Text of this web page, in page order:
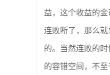
益，这个收益的
连败断了，那么
的。当然连败的
的容错空间，不至